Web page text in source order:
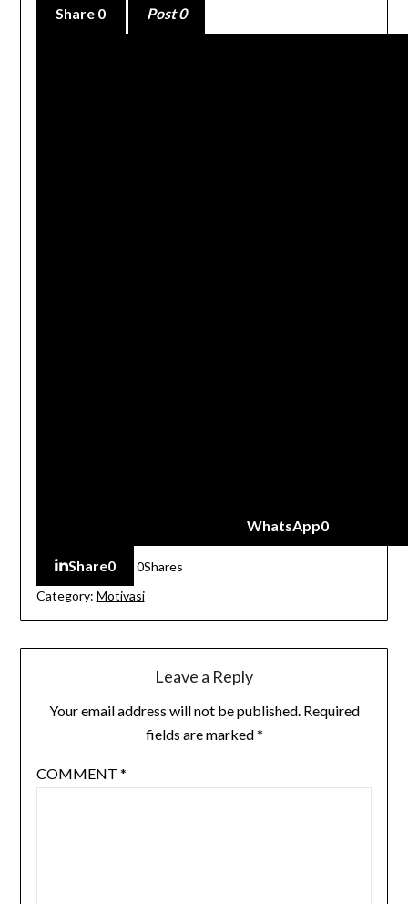
Share 0 Post 0
WhatsApp0
Share0 0Shares
Category: Motivasi
Leave a Reply
Your email address will not be published. Required
fields are marked*
COMMENT *